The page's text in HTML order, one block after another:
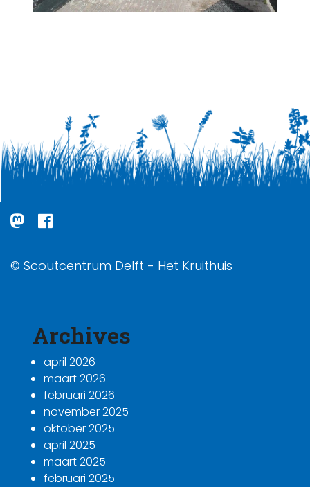
© Scoutcentrum Delft - Het Kruithuis
Archives
april 2026
maart 2026
februari 2026
november 2025
oktober 2025
april 2025
maart 2025
februari 2025